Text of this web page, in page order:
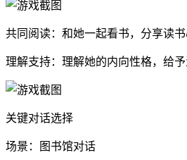
共同阅读：和她一起看书，分享读
理解支持：理解她的内向性格，给
关键对话选择
场景：图书馆对话